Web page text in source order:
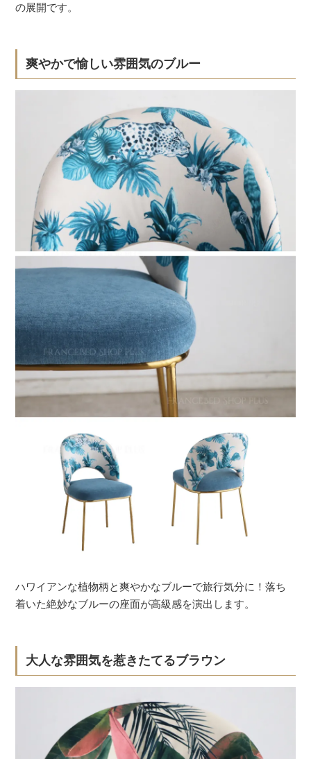
の展開です。
爽やかで愉しい雰囲気のブルー
ハワイアンな植物柄と爽やかなブルーで旅行気分に！落ち
着いた絶妙なブルーの座面が高級感を演出します。
大人な雰囲気を惹きたてるブラウン